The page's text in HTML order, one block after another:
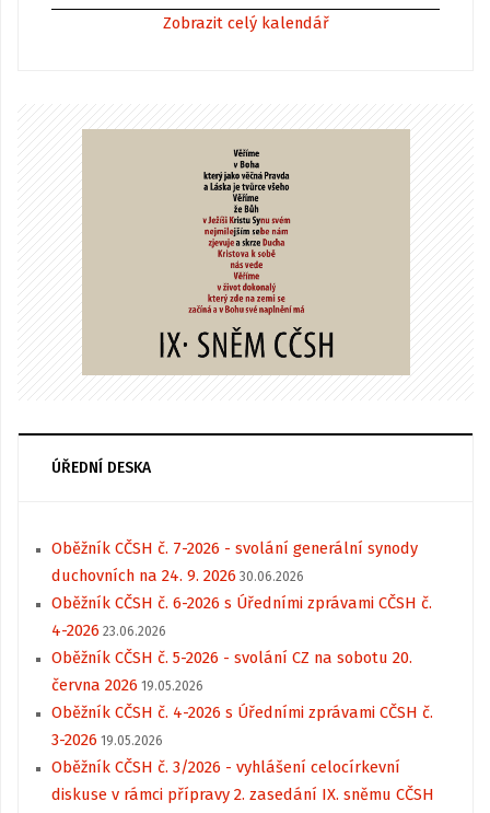
Zobrazit celý kalendář
ÚŘEDNÍ DESKA
Oběžník CČSH č. 7-2026 - svolání generální synody
duchovních na 24. 9. 2026 30.06.2026
Oběžník CČSH č. 6-2026 s Úředními zprávami CČSH č.
4-2026 23.06.2026
Oběžník CČSH č. 5-2026 - svolání CZ na sobotu 20.
června 2026 19.05.2026
Oběžník CČSH č. 4-2026 s Úředními zprávami CČSH č.
3-2026 19.05.2026
Oběžník CČSH č. 3/2026 - vyhlášení celocírkevní
diskuse v rámci přípravy 2. zasedání IX. sněmu CČSH